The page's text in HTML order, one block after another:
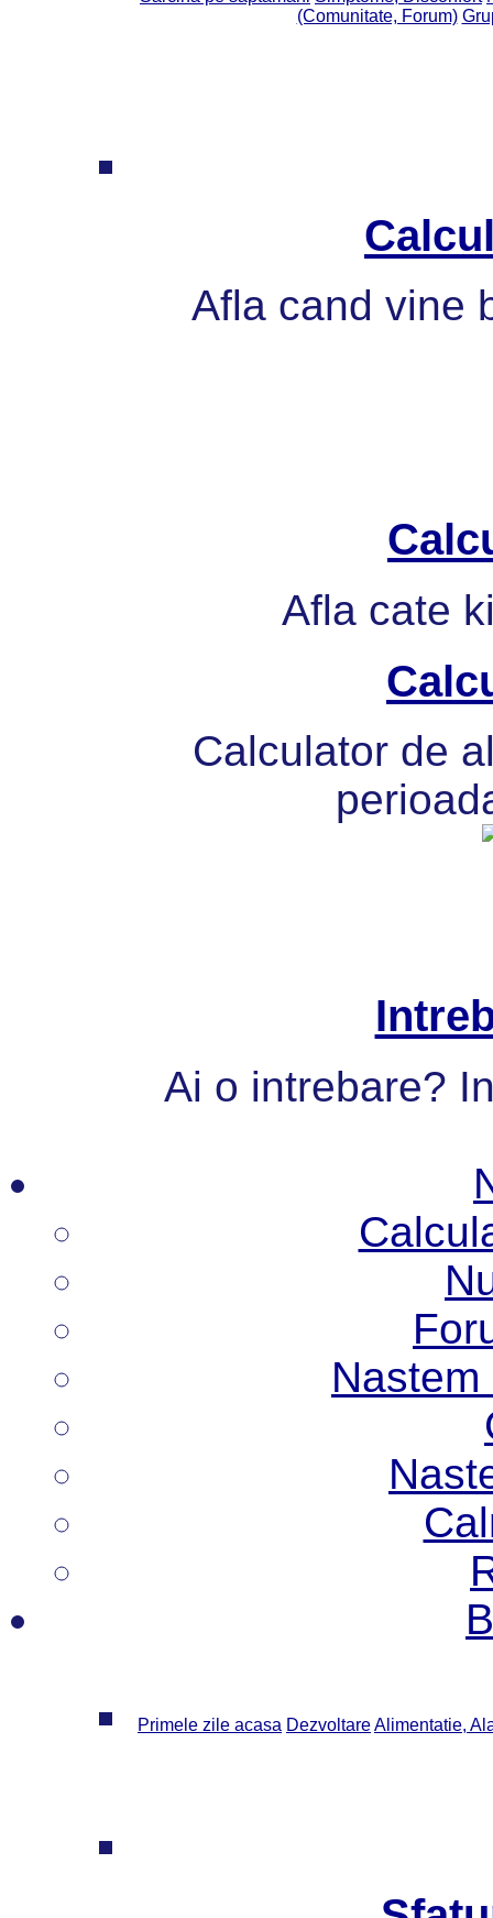
(Comunitate, Forum)
Afla cand vine
Afla cate
Calculator de
Ai o intrebare?
Primele zile acasa DezvoltareAlimentatie,